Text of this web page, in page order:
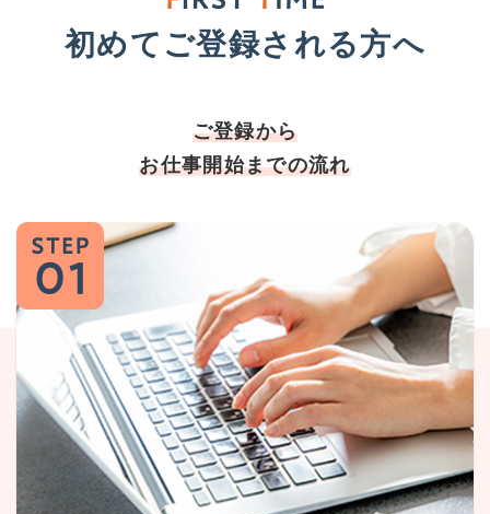
初めてご登録される方へ
ご登録から
お仕事開始までの流れ